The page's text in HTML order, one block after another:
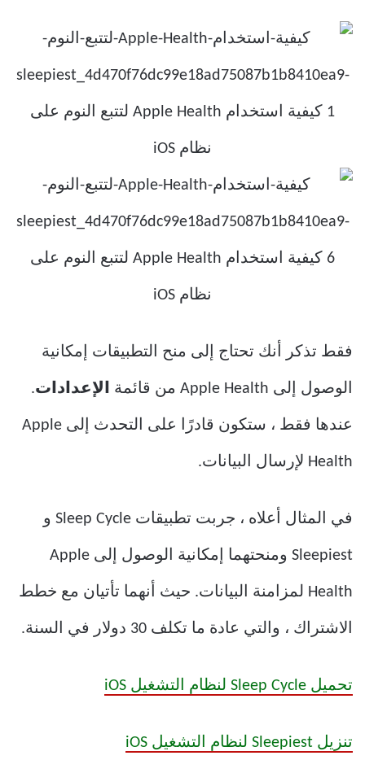
فقط تذكر أنك تحتاج إلى منح التطبيقات إمكانية
الوصول إلى Apple Health من قائمة الإعدادات.
عندها فقط ، ستكون قادرًا على التحدث إلى Apple
Health لإرسال البيانات.
في المثال أعلاه ، جربت تطبيقات Sleep Cycle و
Sleepiest ومنحتهما إمكانية الوصول إلى Apple
Health لمزامنة البيانات. حيث أنهما تأتيان مع خطط
الاشتراك ، والتي عادة ما تكلف 30 دولار في السنة.
تحميل Sleep Cycle لنظام التشغيل iOS
تنزيل Sleepiest لنظام التشغيل iOS